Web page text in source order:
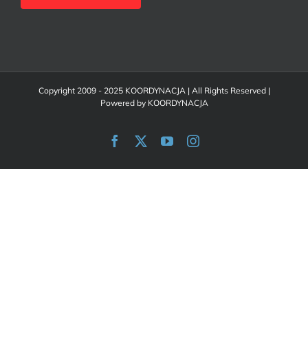
Copyright 2009 - 2025 KOORDYNACJA | All Rights Reserved |
Powered by KOORDYNACJA
Facebook YouTubeInstagram